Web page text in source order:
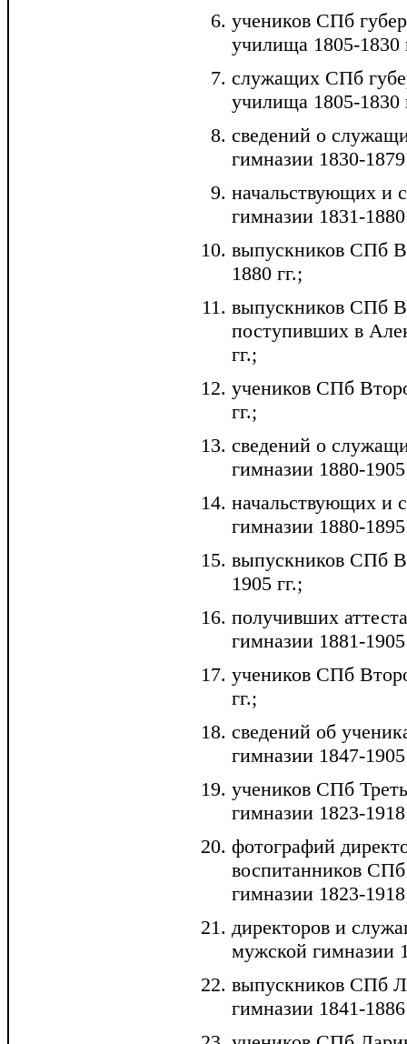
учеников СПб
училища 1805-1830
служащих СПб
училища 1805-1830
сведений о
гимназии 1830-1879
начальствующих и
гимназии 1831-1880
выпускников СПб
1880 гг.;
выпускников СПб
поступивших в
гг.;
учеников СПб
гг.;
сведений о
гимназии 1880-1905
начальствующих и
гимназии 1880-1895
выпускников СПб
1905 гг.;
получивших
гимназии 1881-1905
учеников СПб
гг.;
сведений об
гимназии 1847-1905
учеников СПб
гимназии 1823-1918
фотографий
воспитанников
гимназии 1823-1918
директоров и
мужской гимназии
выпускников СПб
гимназии 1841-1886